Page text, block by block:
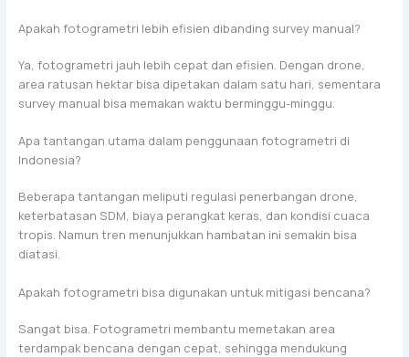
Apakah fotogrametri lebih efisien dibanding survey manual?
Ya, fotogrametri jauh lebih cepat dan efisien. Dengan drone,
area ratusan hektar bisa dipetakan dalam satu hari, sementara
survey manual bisa memakan waktu berminggu-minggu.
Apa tantangan utama dalam penggunaan fotogrametri di
Indonesia?
Beberapa tantangan meliputi regulasi penerbangan drone,
keterbatasan SDM, biaya perangkat keras, dan kondisi cuaca
tropis. Namun tren menunjukkan hambatan ini semakin bisa
diatasi.
Apakah fotogrametri bisa digunakan untuk mitigasi bencana?
Sangat bisa. Fotogrametri membantu memetakan area
terdampak bencana dengan cepat, sehingga mendukung